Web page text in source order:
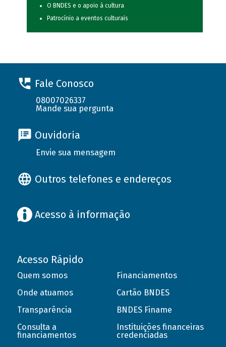
O BNDES e o apoio à cultura
Patrocínio a eventos culturais
Fale Conosco
08007026337
Mande sua pergunta
Ouvidoria
Envie sua mensagem
Outros telefones e endereços
Acesso à informação
Acesso Rápido
Quem somos
Onde atuamos
Transparência
Consulta a
financiamentos
Financiamentos
Cartão BNDES
BNDES Finame
Instituições financeiras
credenciadas